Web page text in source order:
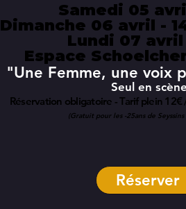
Samedi 05
Dimanche 06 avril -
Lundi 07 avril
Espace
"Une Femme, une voix
Seul en scène
Réservation obligatoire - Tarif plein
(Gratuit pour les -25ans de
Réserver